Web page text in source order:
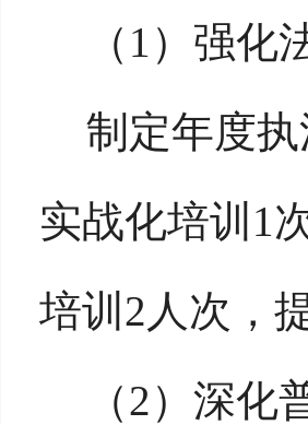
（ 1）强化
制定年度
实战化培训 1
培训2人次，
（2）深化